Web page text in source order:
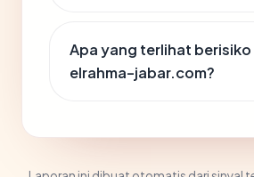
Apa yang terlihat
elrahma-jabar.com?